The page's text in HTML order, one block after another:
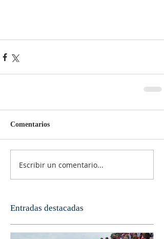
Comentarios
Escribir un comentario...
Entradas destacadas